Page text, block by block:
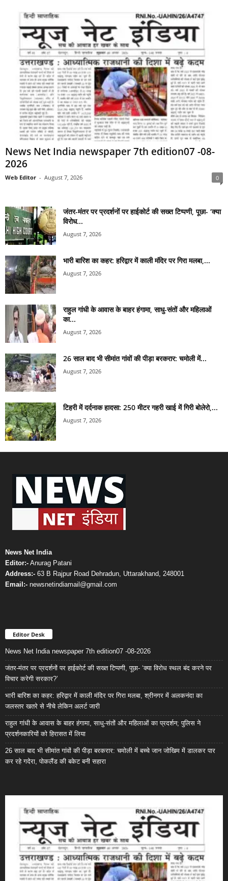
News Net India newspaper 7th edition07 -08-
2026
Web Editor - August 7, 2026 0
जंतर-मंतर पर प्रदर्शनों पर हाईकोर्ट की सख्त टिप्पणी, पूछा- ‘क्या
विरोध...
August 7, 2026
भारी बारिश का कहर: हरिद्वार में काली मंदिर पर गिरा मलबा,...
August 7, 2026
राहुल गांधी के आवास के बाहर हंगामा, साधु-संतों और महिलाओं
का...
August 7, 2026
26 साल बाद भी सीमांत गांवों की पीड़ा बरकरार: चमोली में...
August 7, 2026
टिहरी में दर्दनाक हादसा: 250 मीटर गहरी खाई में गिरी बोलेरो,...
August 7, 2026
News Net India
Editor:- Anurag Patani
Address:- 63 B Rajpur Road Dehradun, Uttarakhand, 248001
Email:- newsnetindiamail@gmail.com
Editor Desk
News Net India newspaper 7th edition07 -08-2026
जंतर-मंतर पर प्रदर्शनों पर हाईकोर्ट की सख्त टिप्पणी, पूछा- ‘क्या विरोध स्थल बंद करने पर
विचार करेगी सरकार?’
भारी बारिश का कहर: हरिद्वार में काली मंदिर पर गिरा मलबा, श्रीनगर में अलकनंदा का
जलस्तर खतरे से नीचे लेकिन अलर्ट जारी
राहुल गांधी के आवास के बाहर हंगामा, साधु-संतों और महिलाओं का प्रदर्शन; पुलिस ने
प्रदर्शनकारियों को हिरासत में लिया
26 साल बाद भी सीमांत गांवों की पीड़ा बरकरार: चमोली में बच्चे जान जोखिम में डालकर पार
कर रहे गदेरा, पोकलैंड की बकेट बनी सहारा